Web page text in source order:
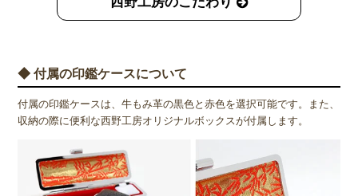
◆ 付属の印鑑ケースについて
付属の印鑑ケースは、牛もみ革の黒色と赤色を選択可能です。また、
収納の際に便利な西野工房オリジナルボックスが付属します。